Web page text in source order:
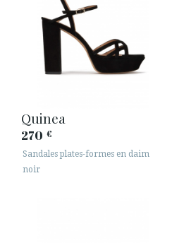
Quinea
270 €
Sandales plates-formes en daim
noir